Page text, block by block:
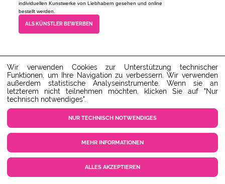
individuellen Kunstwerke von Liebhabern gesehen und online
bestellt werden.
ALS KÜNSTLER BEWERBEN
service@ARTvergnuegen.com
SERVICE-HOTLINE : 01805 586
788
Festnetz: max. 14 Cent/Min. -
Mobilfunknetz: max. 42 Cent/Min.
(Mo-Do 9-18 Uhr, Fr 9-16 Uhr)
ZUM SERVICECENTER
Wir verwenden Cookies zur Unterstützung technischer
Funktionen, um Ihre Navigation zu verbessern. Wir verwenden
außerdem statistische Analyseinstrumente. Wenn sie an
letzterem nicht teilnehmen möchten, klicken Sie auf "Nur
technisch notwendiges".
NUR TECHNISCH NOTWENDIGES
MEHR INFORMATIONEN
ALLES AKZEPTIEREN